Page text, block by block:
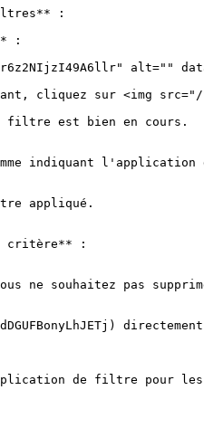
:
:
alt=""
cliquez sur <img src="/
filtre est bien en cours.
indiquant l'application
appliqué.
critère** :
ne souhaitez pas
de filtre pour